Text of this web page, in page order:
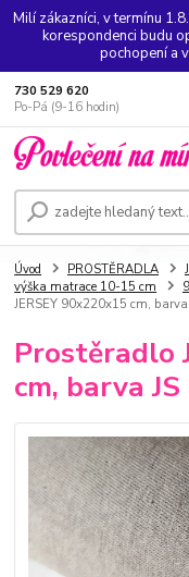
Milí zákazníci, v termínu
korespondenci budu
pochopení a
730 529 620
Po-Pá (9-16 hodin)
Úvod PROSTĚRADLA
výška matrace 10-15 cm
JERSEY 90x220x15 cm,
Prostěradlo
cm, barva